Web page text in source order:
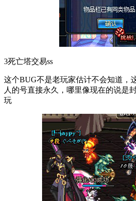
3死亡塔交易ss
这个BUG不是老玩家估计不会知道，
人的号直接永久，哪里像现在的说是
玩